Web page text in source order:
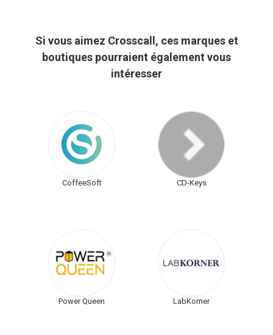
Si vous aimez Crosscall, ces marques et
boutiques pourraient également vous
intéresser
CoffeeSoft CD-Keys
Power Queen LabKorner